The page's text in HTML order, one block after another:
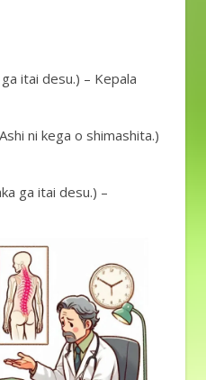
itai desu.) – Kepala
ni kega o shimashita.)
ga itai desu.) –